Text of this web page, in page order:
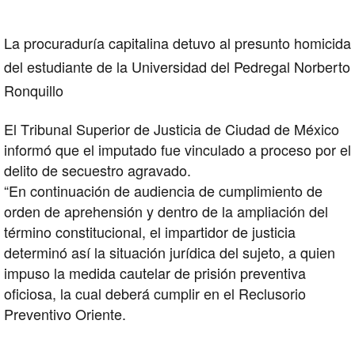
La procuraduría capitalina detuvo al presunto homicida
del estudiante de la Universidad del Pedregal Norberto
Ronquillo
El Tribunal Superior de Justicia de Ciudad de México
informó que el imputado fue vinculado a proceso por el
delito de secuestro agravado.
“En continuación de audiencia de cumplimiento de
orden de aprehensión y dentro de la ampliación del
término constitucional, el impartidor de justicia
determinó así la situación jurídica del sujeto, a quien
impuso la medida cautelar de prisión preventiva
oficiosa, la cual deberá cumplir en el Reclusorio
Preventivo Oriente.